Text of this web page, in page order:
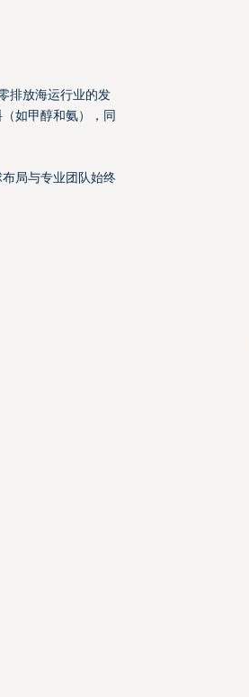
排放海运行业的发
如甲醇和氨），同
局与专业团队始终